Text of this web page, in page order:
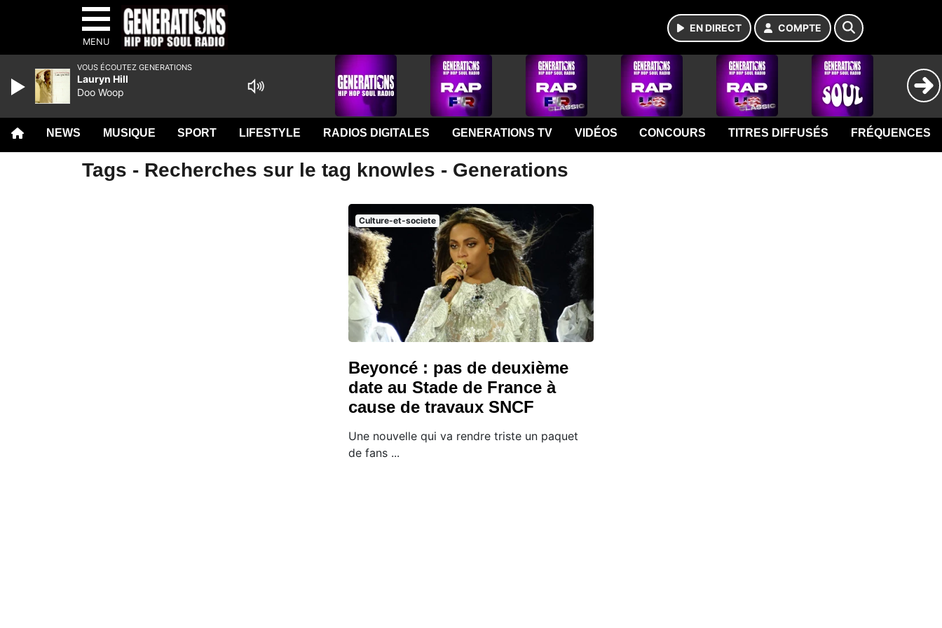
MENU
EN DIRECT COMPTE
NEWS MUSIQUE SPORT LIFESTYLE RADIOS DIGITALES GENERATIONS TV VIDÉOS CONCOURS TITRES DIFFUSÉS FRÉQUENCES
Tags - Recherches sur le tag knowles - Generations
Culture-et-societe
Beyoncé : pas de deuxième
date au Stade de France à
cause de travaux SNCF
Une nouvelle qui va rendre triste un paquet
de fans ...
VOUS ÉCOUTEZ GENERATIONS
Lauryn Hill
Doo Woop